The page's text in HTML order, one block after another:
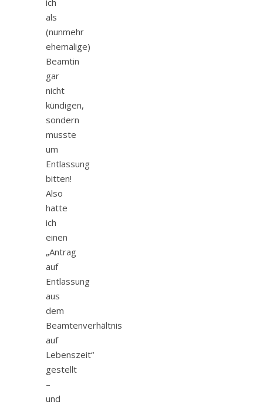
als
(nunmehr
ehemalige)
Beamtin
gar
nicht
kündigen,
sondern
musste
um
Entlassung
bitten!
Also
hatte
ich
einen
„Antrag
auf
Entlassung
aus
dem
Beamtenverhältnis
auf
Lebenszeit“
gestellt
–
und